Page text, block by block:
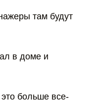
там будут
в доме и
больше все-